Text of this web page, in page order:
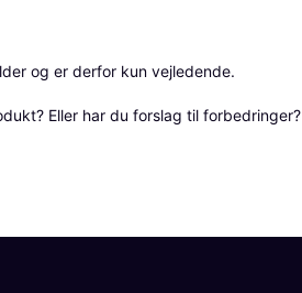
og er derfor kun vejledende.
Eller har du forslag til forbedringer?